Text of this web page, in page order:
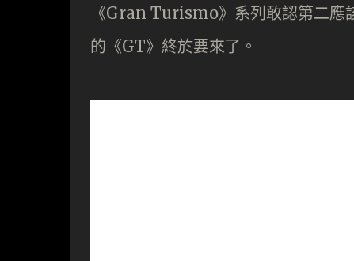
《Gran Turismo》系列敢認第二應
的《GT》終於要來了。